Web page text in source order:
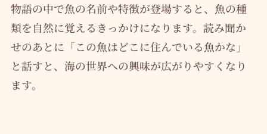
物語の中で魚の名前や特徴が登場すると、魚の種
類を自然に覚えるきっかけになります。読み聞か
せのあとに「この魚はどこに住んでいる魚かな」
と話すと、海の世界への興味が広がりやすくなり
ます。